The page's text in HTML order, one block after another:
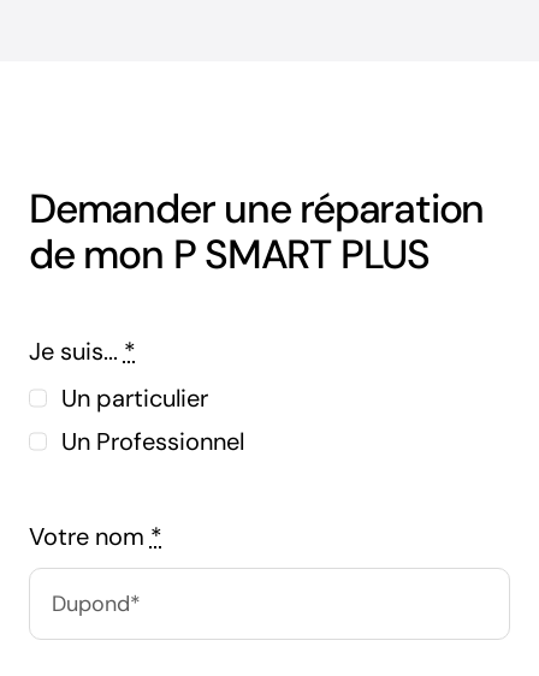
Demander une réparation
de mon P SMART PLUS
Je suis... *
Un particulier
Un Professionnel
Votre nom *